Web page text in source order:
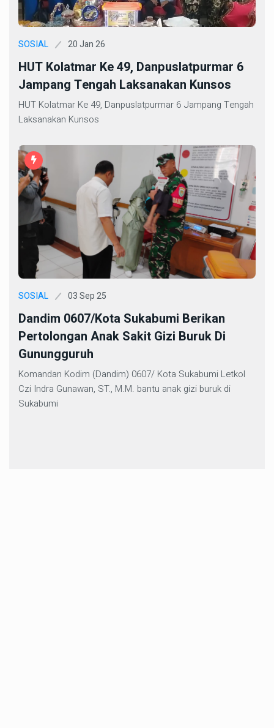
SOSIAL 20 Jan 26
HUT Kolatmar Ke 49, Danpuslatpurmar 6
Jampang Tengah Laksanakan Kunsos
HUT Kolatmar Ke 49, Danpuslatpurmar 6 Jampang Tengah
Laksanakan Kunsos
SOSIAL 03 Sep 25
Dandim 0607/Kota Sukabumi Berikan
Pertolongan Anak Sakit Gizi Buruk Di
Gunungguruh
Komandan Kodim (Dandim) 0607/ Kota Sukabumi Letkol
Czi Indra Gunawan, ST., M.M. bantu anak gizi buruk di
Sukabumi